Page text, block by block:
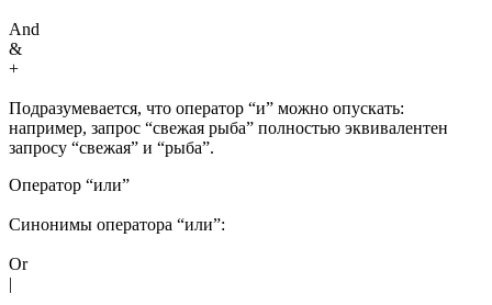
And
&
+
Подразумевается, что оператор “и” можно опускать:
например, запрос “свежая рыба” полностью эквивалентен
запросу “свежая” и “рыба”.
Оператор “или”
Синонимы оператора “или”:
Or
|